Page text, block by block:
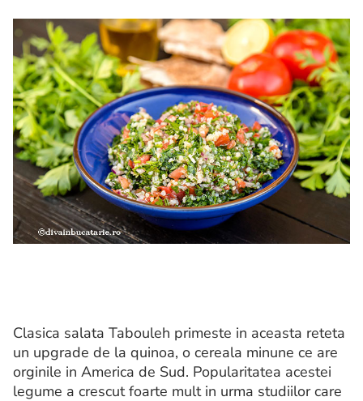
Clasica salata Tabouleh primeste in aceasta reteta
un upgrade de la quinoa, o cereala minune ce are
orginile in America de Sud. Popularitatea acestei
legume a crescut foarte mult in urma studiilor care